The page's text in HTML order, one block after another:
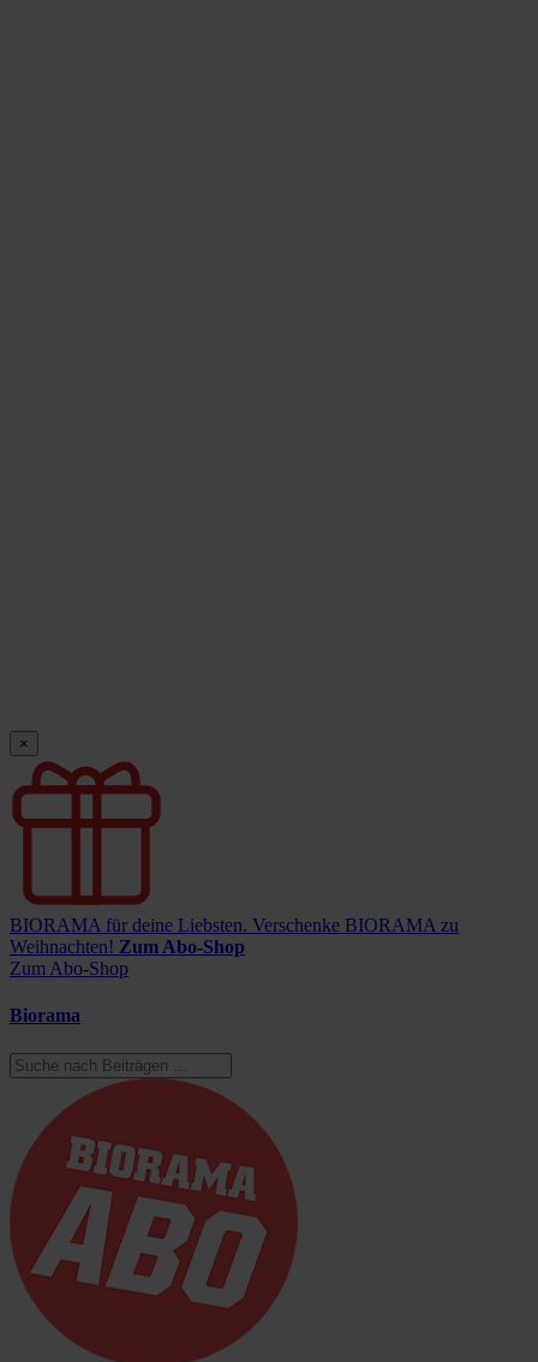
×
BIORAMA für deine Liebsten. Verschenke BIORAMA zu
Weihnachten! Zum Abo-Shop
Zum Abo-Shop
Biorama